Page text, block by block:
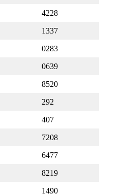
4228
1337
0283
0639
8520
292
407
7208
6477
8219
1490